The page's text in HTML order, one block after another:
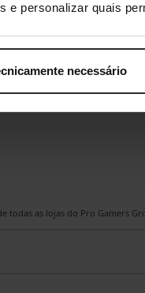
e personalizar quais
necessário
todas as lojas do Pro Gamers